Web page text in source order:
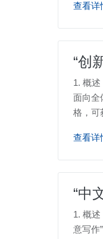
查看详
“创
1. 概
面向全
格，可
查看详
“中
1. 概
意写作